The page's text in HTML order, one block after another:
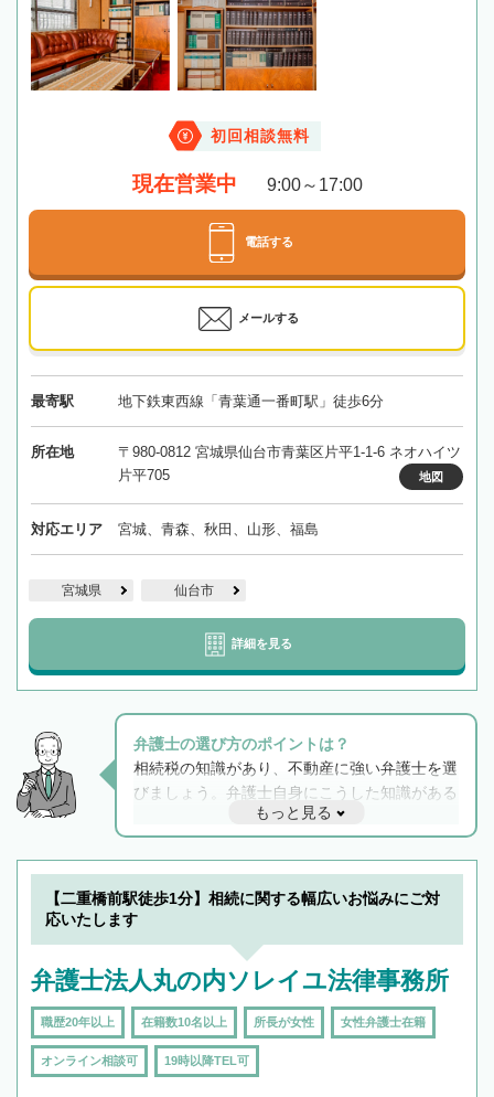
初回相談無料
現在営業中 9:00～17:00
電話する
メールする
最寄駅 地下鉄東西線「青葉通一番町駅」徒歩6分
所在地
〒980-0812 宮城県仙台市青葉区片平1-1-6 ネオハイツ
片平705
地図
対応エリア 宮城、青森、秋田、山形、福島
宮城県 仙台市
詳細を見る
弁護士の選び方のポイントは？
相続税の知識があり、不動産に強い弁護士を選
びましょう。弁護士自身にこうした知識がある
と他士業との連携もスムーズに進み、トラブル
解決のみならず相続をトータルで任せることが
できます。また、相続は感情がからむ分野なの
でフィーリングも重要です。実際に電話や面談
で複数の弁護士と会話をしてウマが合う方に依
もっと見る
【二重橋前駅徒歩1分】相続に関する幅広いお悩みにご対
応いたします
弁護士法人丸の内ソレイユ法律事務所
職歴20年以上 在籍数10名以上 所長が女性 女性弁護士在籍
オンライン相談可 19時以降TEL可